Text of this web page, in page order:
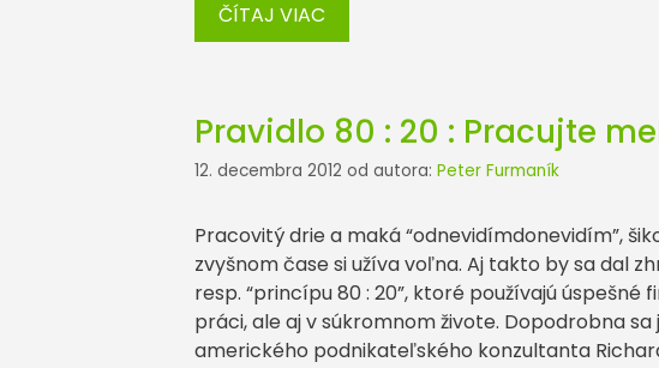
ČÍTAJ VIAC
Pravidlo 80 : 20 : Pracujte
12. decembra 2012 od autora: Peter Furmaník
Pracovitý drie a maká “odnevidímdonevidím”,
zvyšnom čase si užíva voľna. Aj takto by sa dal
resp. “princípu 80 : 20”, ktoré používajú
práci, ale aj v súkromnom živote. Dopodrobna sa
amerického podnikateľského konzultanta